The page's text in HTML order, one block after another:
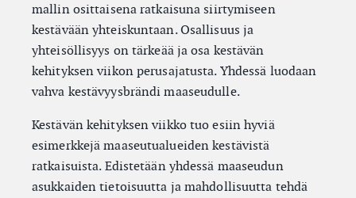
mallin osittaisena ratkaisuna siirtymiseen
kestävään yhteiskuntaan. Osallisuus ja
yhteisöllisyys on tärkeää ja osa kestävän
kehityksen viikon perusajatusta. Yhdessä luodaan
vahva kestävyysbrändi maaseudulle.
Kestävän kehityksen viikko tuo esiin hyviä
esimerkkejä maaseutualueiden kestävistä
ratkaisuista. Edistetään yhdessä maaseudun
asukkaiden tietoisuutta ja mahdollisuutta tehdä